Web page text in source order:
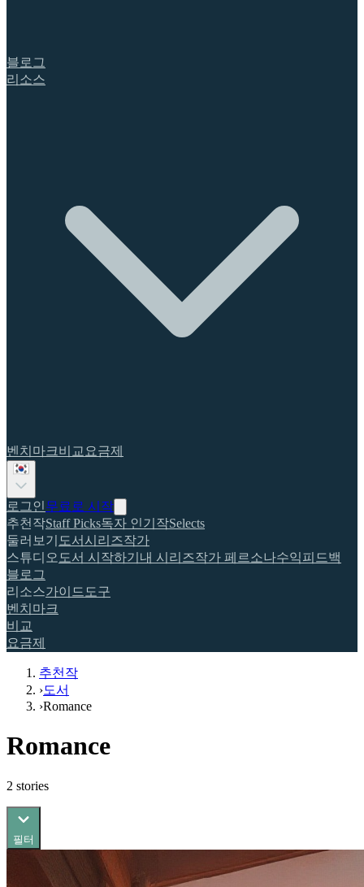
블로그
리소스
벤치마크비교 요금제
로그인 무료로 시작
추천작Staff Picks독자 인기작Selects
둘러보기 도서시리즈작가
스튜디오 도서 시작하기 내 시리즈작가 페르소나수익피드백
블로그
리소스가이드 도구
벤치마크
비교
요금제
추천작
›도서
›Romance
Romance
2 stories
필터